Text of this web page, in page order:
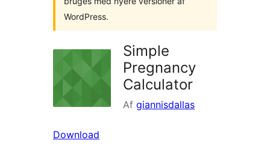
WordPress.
Simple
Pregnancy
Calculator
Af giannisdallas
Download